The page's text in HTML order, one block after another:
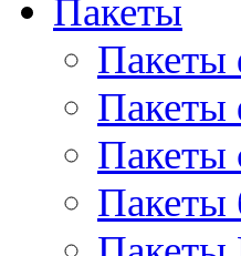
Пакеты
Пакеты